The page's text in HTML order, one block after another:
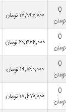
0
تومان
۱۷,۹۹۶,۰۰۰ تومان
0
تومان
۲۰,۳۶۴,۰۰۰ تومان
0
تومان
۱۹,۸۹۰,۰۰۰ تومان
0
تومان
۱۸,۴۷۰,۰۰۰ تومان